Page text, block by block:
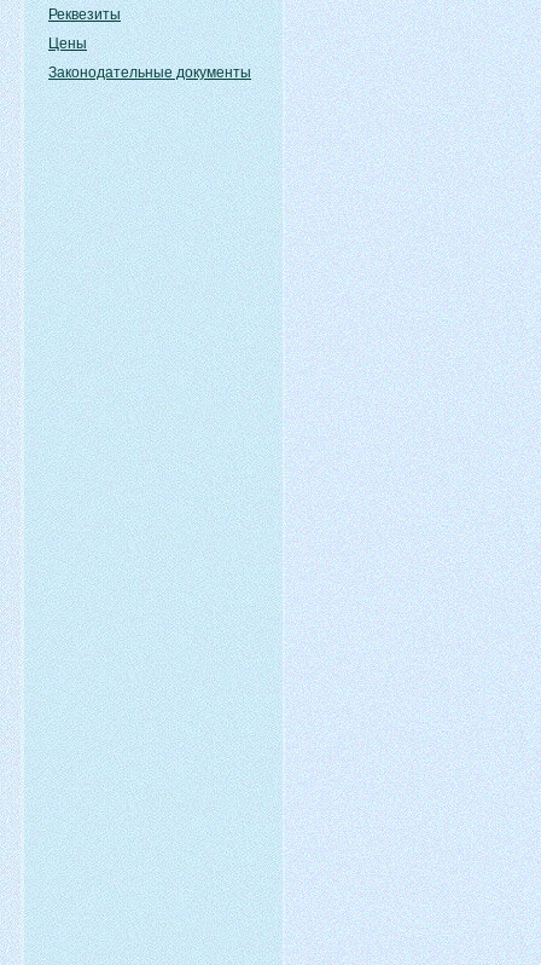
Реквезиты
Цены
Законодательные документы